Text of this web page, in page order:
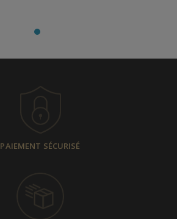
PAIEMENT SÉCURISÉ